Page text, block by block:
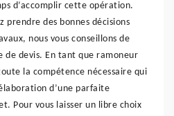
d’accomplir cette opération.
prendre des bonnes décisions
nous vous conseillons de
de devis. En tant que ramoneur
la compétence nécessaire qui
d’une parfaite
Pour vous laisser un libre choix